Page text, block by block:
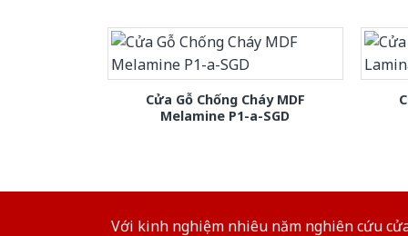
Cửa Gỗ Chống Cháy MDF
Melamine P1-a-SGD
Với kinh nghiệm nhiêu năm nghiên cứu